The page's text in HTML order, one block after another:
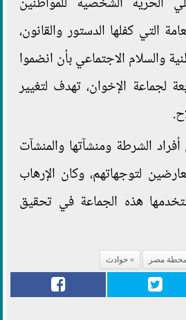
التي كفلها الدستور والقانون،
والسلام الاجتماعي بأن انضموا
لجماعة الإخوان، تهدف لتغيير
الشرطة ومنشآتها والمنشآت
لتوجهاتهم، وكان الإرهاب
هذه الجماعة في تحقيق
مصر حوادث